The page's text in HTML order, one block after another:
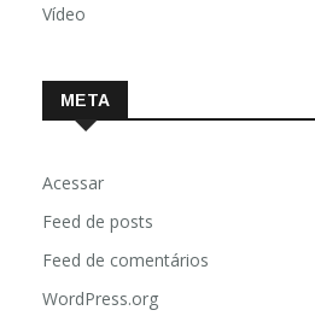
Vídeo
META
Acessar
Feed de posts
Feed de comentários
WordPress.org